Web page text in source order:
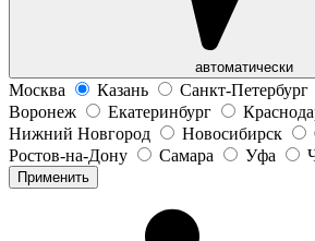
автоматически
Москва Казань Санкт-Петербург
Воронеж
Екатеринбург
Нижний Новгород
Новосибирск
Ростов-на-Дону
Самара Уфа
Применить